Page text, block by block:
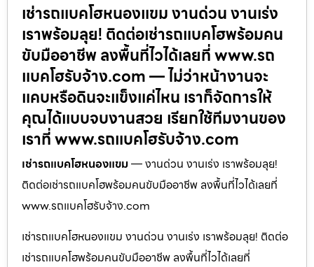
เช่ารถแบคโฮหนองแขม งานด่วน งานเร่ง
เราพร้อมลุย! ติดต่อเช่ารถแบคโฮพร้อมคน
ขับมืออาชีพ ลงพื้นที่ไวได้เลยที่ www.รถ
แบคโฮรับจ้าง.com — ไม่ว่าหน้างานจะ
แคบหรือดินจะแข็งแค่ไหน เราก็จัดการให้
คุณได้แบบจบงานสวย เรียกใช้ทีมงานของ
เราที่ www.รถแบคโฮรับจ้าง.com
เช่ารถแบคโฮหนองแขม— งานด่วน งานเร่ง เราพร้อมลุย!
ติดต่อเช่ารถแบคโฮพร้อมคนขับมืออาชีพ ลงพื้นที่ไวได้เลยที่
www.รถแบคโฮรับจ้าง.com
เช่ารถแบคโฮหนองแขม งานด่วน งานเร่ง เราพร้อมลุย! ติดต่อ
เช่ารถแบคโฮพร้อมคนขับมืออาชีพ ลงพื้นที่ไวได้เลยที่